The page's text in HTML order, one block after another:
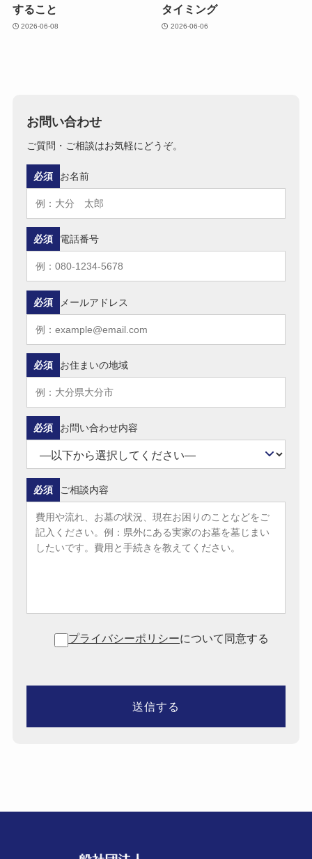
する​こと
2026-06-08
タイミング
2026-06-06
お問い合わせ
ご質問・ご相談はお気軽にどうぞ。
お名前
必須
電話番号
必須
メールアドレス
必須
お住まいの地域
必須
お問い合わせ内容
必須
ご相談内容
必須
プライバシーポリシーについて同意する